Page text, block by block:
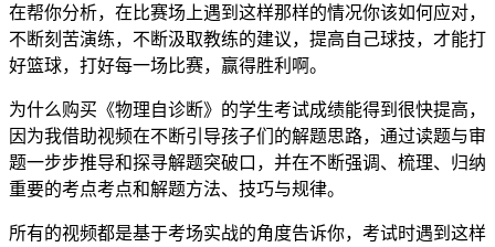
在帮你分析，在比赛场上遇到这样那样的情况你该如何应对，
不断刻苦演练，不断汲取教练的建议，提高自己球技，才能打
好篮球，打好每一场比赛，赢得胜利啊。
为什么购买《物理自诊断》的学生考试成绩能得到很快提高，
因为我借助视频在不断引导孩子们的解题思路，通过读题与审
题一步步推导和探寻解题突破口，并在不断强调、梳理、归纳
重要的考点考点和解题方法、技巧与规律。
所有的视频都是基于考场实战的角度告诉你，考试时遇到这样